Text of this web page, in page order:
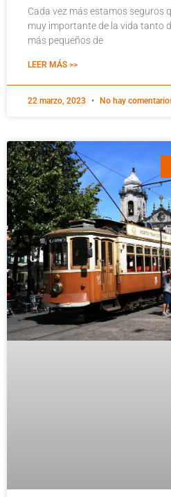
Cada vez más estamos seguros
muy importante de la vida tanto
más pequeños de
LEER MÁS >>
22 marzo, 2023 No hay